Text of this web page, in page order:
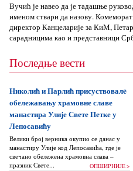
Вучић је навео да је тадашње
именом ствари да назову.
директор Канцеларије за КиМ,
сарадницима као и представници
Последње вести
Николић и Парлић присуствовалe
обележавању храмовне славе
манастира Улије Свете Петке у
Лепосавићу
Велики број верника окупио се данас у
манастиру Улије код Лепосавића, где је
свечано обележена храмовна слава –
празник Свете...
ОПШИРНИЈЕ >